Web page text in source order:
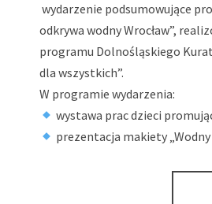
wydarzenie podsumowujące
odkrywa wodny Wrocław”,
programu Dolnośląskiego
dla wszystkich”.
W programie wydarzenia:
wystawa prac dzieci
prezentacja makiety „Wodny